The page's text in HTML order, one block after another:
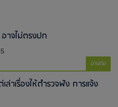
าจไม่ตรงปก
อ่านต่อ
ล่าเรื่องให้ตำรวจฟัง การแจ้ง